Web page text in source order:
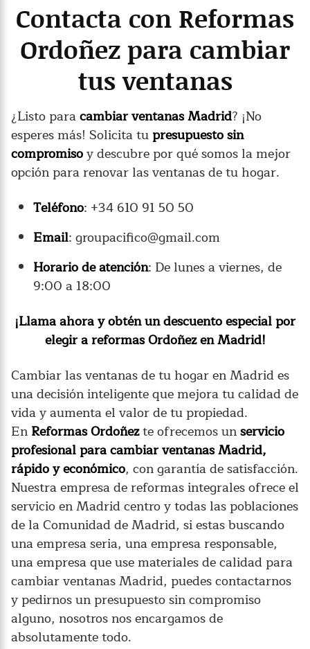
Contacta con Reformas
Ordoñez para cambiar
tus ventanas
¿Listo paracambiar ventanas Madrid? ¡No
esperes más! Solicita tu presupuesto sin
compromisoy descubre por qué somos la mejor
opción para renovar las ventanas de tu hogar.
Teléfono: +34 610 91 50 50
Email: groupacifico@gmail.com
Horario de atención: De lunes a viernes, de
9:00 a 18:00
¡Llama ahora y obtén un descuento especial por
elegir a reformas Ordoñez en Madrid!
Cambiar las ventanas de tu hogar en Madrid es
una decisión inteligente que mejora tu calidad de
vida y aumenta el valor de tu propiedad.
En Reformas Ordoñezte ofrecemos unservicio
profesional para cambiar ventanas Madrid,
rápido y económico, con garantía de satisfacción.
Nuestra empresa de reformas integrales ofrece el
servicio en Madrid centro y todas las poblaciones
de la Comunidad de Madrid, si estas buscando
una empresa seria, una empresa responsable,
una empresa que use materiales de calidad para
cambiar ventanas Madrid, puedes contactarnos
y pedirnos un presupuesto sin compromiso
alguno, nosotros nos encargamos de
absolutamente todo.